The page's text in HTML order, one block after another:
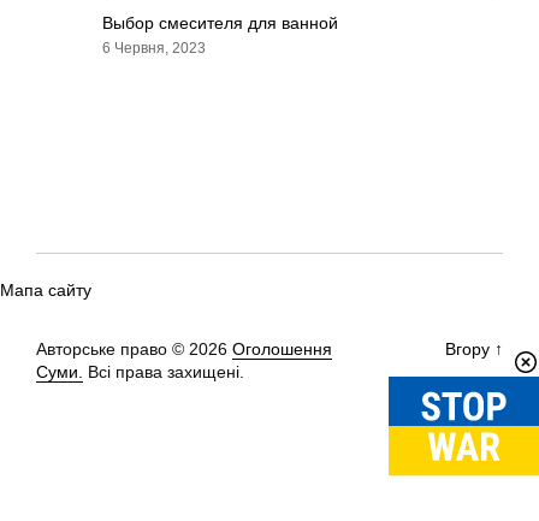
Выбор смесителя для ванной
6 Червня, 2023
Мапа сайту
Авторське право © 2026 Оголошення
Суми.
Всі права захищені.
Вгору ↑